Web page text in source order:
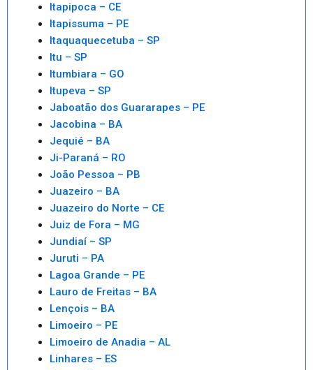
Itapipoca – CE
Itapissuma – PE
Itaquaquecetuba – SP
Itu – SP
Itumbiara – GO
Itupeva – SP
Jaboatão dos Guararapes – PE
Jacobina – BA
Jequié – BA
Ji-Paraná – RO
João Pessoa – PB
Juazeiro – BA
Juazeiro do Norte – CE
Juiz de Fora – MG
Jundiaí – SP
Juruti – PA
Lagoa Grande – PE
Lauro de Freitas – BA
Lençois – BA
Limoeiro – PE
Limoeiro de Anadia – AL
Linhares – ES